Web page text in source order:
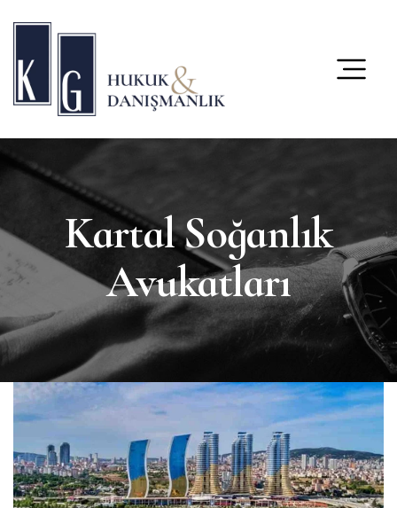
Kartal Soğanlık
Avukatları